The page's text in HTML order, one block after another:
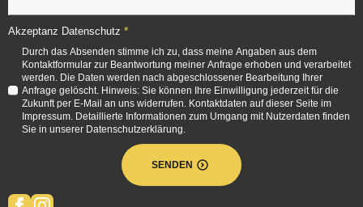
Akzeptanz Datenschutz *
Durch das Absenden stimme ich zu, dass meine Angaben aus dem
Kontaktformular zur Beantwortung meiner Anfrage erhoben und verarbeitet
werden. Die Daten werden nach abgeschlossener Bearbeitung Ihrer
Anfrage gelöscht. Hinweis: Sie können Ihre Einwilligung jederzeit für die
Zukunft per E-Mail an uns widerrufen. Kontaktdaten auf dieser Seite im
Impressum. Detaillierte Informationen zum Umgang mit Nutzerdaten finden
Sie in unserer Datenschutzerklärung.
SENDEN